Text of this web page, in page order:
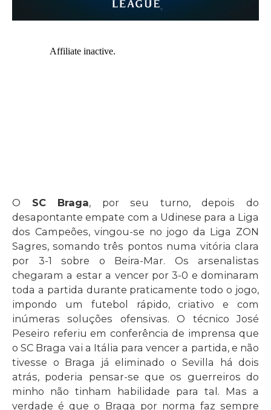
O SC Braga, por seu turno, depois do
desapontante empate com a Udinese para a Liga
dos Campeões, vingou-se no jogo da Liga ZON
Sagres, somando três pontos numa vitória clara
por 3-1 sobre o Beira-Mar. Os arsenalistas
chegaram a estar a vencer por 3-0 e dominaram
toda a partida durante praticamente todo o jogo,
impondo um futebol rápido, criativo e com
inúmeras soluções ofensivas. O técnico José
Peseiro referiu em conferência de imprensa que
o SC Braga vai a Itália para vencer a partida, e não
tivesse o Braga já eliminado o Sevilla há dois
atrás, poderia pensar-se que os guerreiros do
minho não tinham habilidade para tal. Mas a
verdade é que o Braga por norma faz sempre